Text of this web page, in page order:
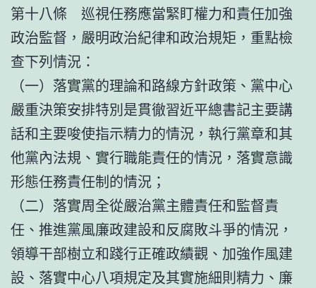
第十八條 巡視任務應當緊盯權力和責任加強
政治監督，嚴明政治紀律和政治規矩，重點檢
查下列情況：
（一）落實黨的理論和路線方針政策、黨中心
嚴重決策安排特別是貫徹習近平總書記主要講
話和主要唆使指示精力的情況，執行黨章和其
他黨內法規、實行職能責任的情況，落實意識
形態任務責任制的情況；
（二）落實周全從嚴治黨主體責任和監督責
任、推進黨風廉政建設和反腐敗斗爭的情況，
領導干部樹立和踐行正確政績觀、加強作風建
設、落實中心八項規定及其實施細則精力、廉